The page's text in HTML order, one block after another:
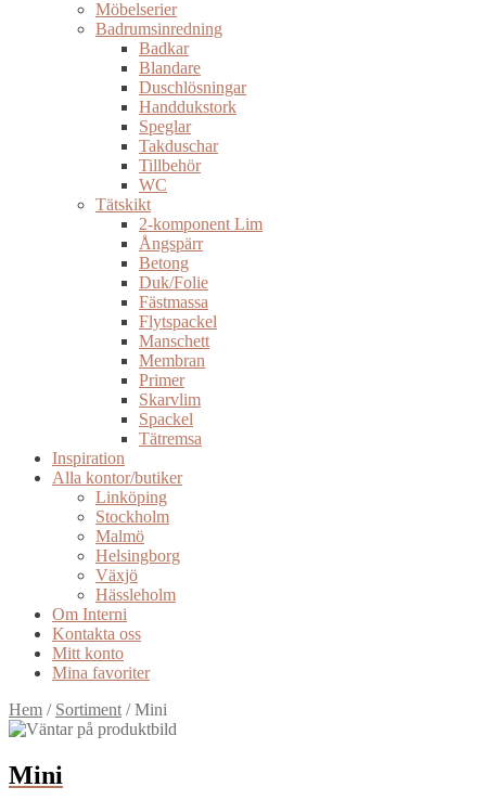
Möbelserier
Badrumsinredning
Badkar
Blandare
Duschlösningar
Handdukstork
Speglar
Takduschar
Tillbehör
WC
Tätskikt
2-komponent Lim
Ångspärr
Betong
Duk/Folie
Fästmassa
Flytspackel
Manschett
Membran
Primer
Skarvlim
Spackel
Tätremsa
Inspiration
Alla kontor/butiker
Linköping
Stockholm
Malmö
Helsingborg
Växjö
Hässleholm
Om Interni
Kontakta oss
Mitt konto
Mina favoriter
Hem / Sortiment /Mini
Mini